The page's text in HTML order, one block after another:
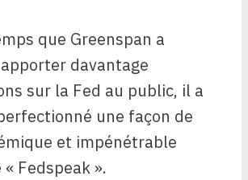
que Greenspan a
davantage
sur la Fed au public, il a
une façon de
et impénétrable
Fedspeak ».